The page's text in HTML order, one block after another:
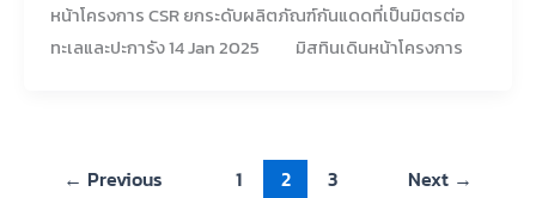
หน้าโครงการ CSR ยกระดับผลิตภัณฑ์กันแดดที่เป็นมิตรต่อ
ทะเลและปะการัง 14 Jan 2025 มิสทินเดินหน้าโครงการ
← Previous 1 2 3 Next →